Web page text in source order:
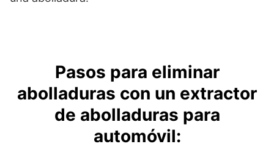
Pasos para eliminar
abolladuras con un extractor
de abolladuras para
automóvil: